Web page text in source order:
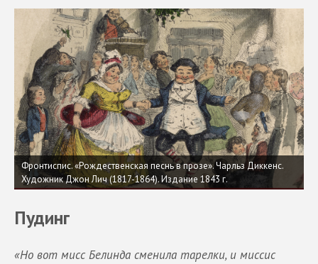
Фронтиспис. «Рождественская песнь в прозе». Чарльз Диккенс.
Художник Джон Лич (1817-1864). Издание 1843 г.
Пудинг
«Но вот мисс Белинда сменила тарелки, и миссис